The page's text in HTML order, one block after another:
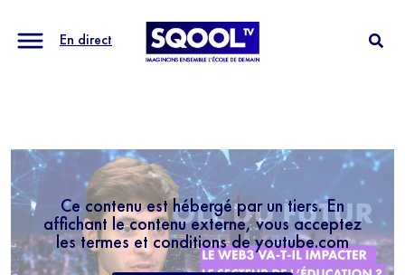
En direct
Ce contenu est hébergé par un tiers. En
affichant le contenu externe, vous acceptez
les termes et conditions de youtube.com